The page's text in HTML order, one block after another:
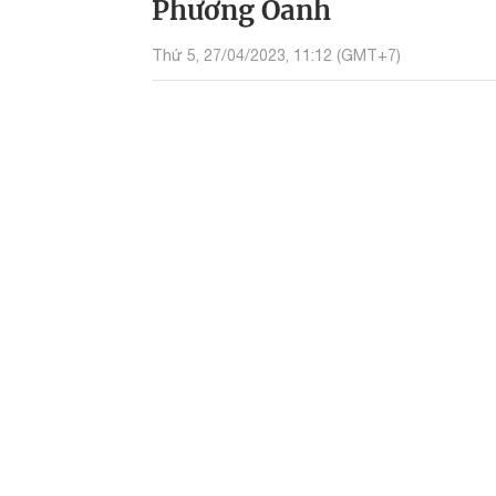
Phương Oanh
Thứ 5, 27/04/2023, 11:12 (GMT+7)